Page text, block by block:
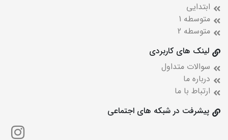
ابتدایی
متوسطه 1
متوسطه 2
لینک های کاربردی
سوالات متداول
درباره ما
ارتباط با ما
پیشرفت در شبکه های اجتماعی